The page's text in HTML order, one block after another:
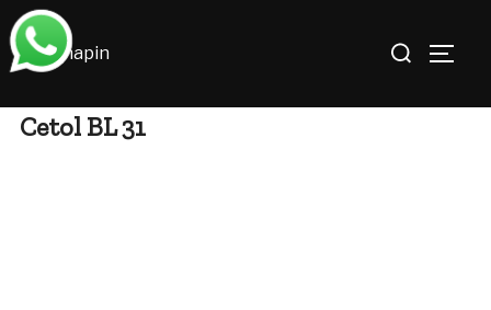
Saltar
al
contenido
Cetol BL 31